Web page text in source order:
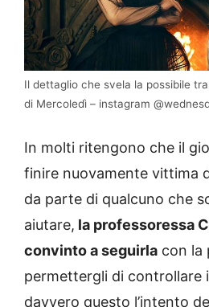
Il dettaglio che svela la possibile
di Mercoledì – instagram
In molti ritengono che il
finire nuovamente vittima
da parte di qualcuno che
aiutare, la professoressa
convinto a seguirla con la
permettergli di controllare
davvero questo l’intento